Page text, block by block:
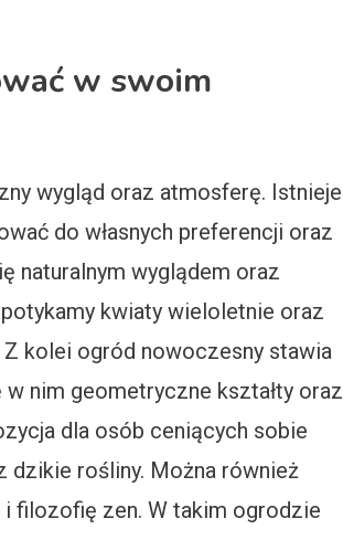
w swoim
wygląd oraz atmosferę. Istnieje
do własnych preferencji oraz
naturalnym wyglądem oraz
kwiaty wieloletnie oraz
kolei ogród nowoczesny stawia
nim geometryczne kształty oraz
dla osób ceniących sobie
dzikie rośliny. Można również
i filozofię zen. W takim ogrodzie